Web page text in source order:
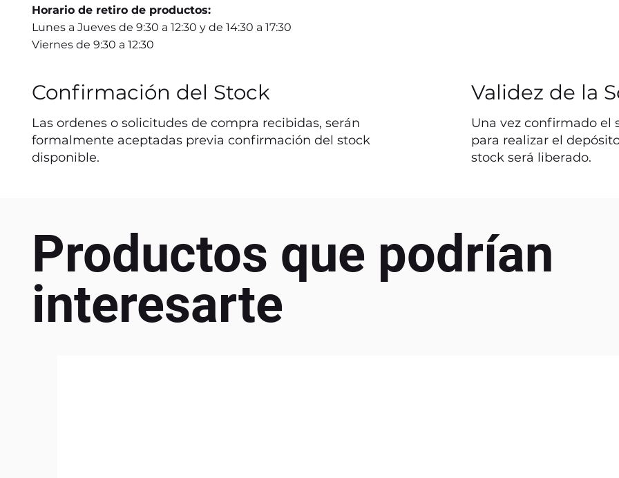
Horario de retiro de productos:
Lunes a Jueves de 9:30 a 12:30 y de 14:30 a 17:30
Viernes de 9:30 a 12:30
Confirmación del Stock
Las ordenes o solicitudes de compra recibidas, serán
formalmente aceptadas previa confirmación del stock
disponible.
Validez de la
Una vez confirmado el
para realizar el
stock será liberado.
Productos que podrían
interesarte